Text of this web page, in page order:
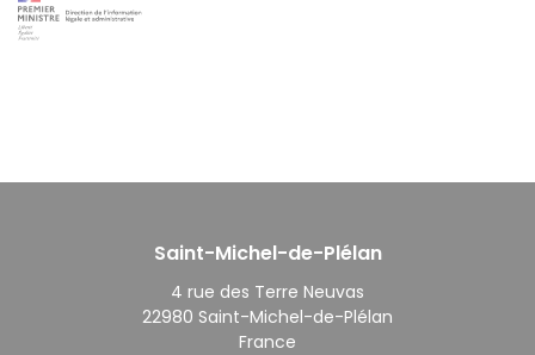
Saint-Michel-de-Plélan
4 rue des Terre Neuvas
22980 Saint-Michel-de-Plélan
France